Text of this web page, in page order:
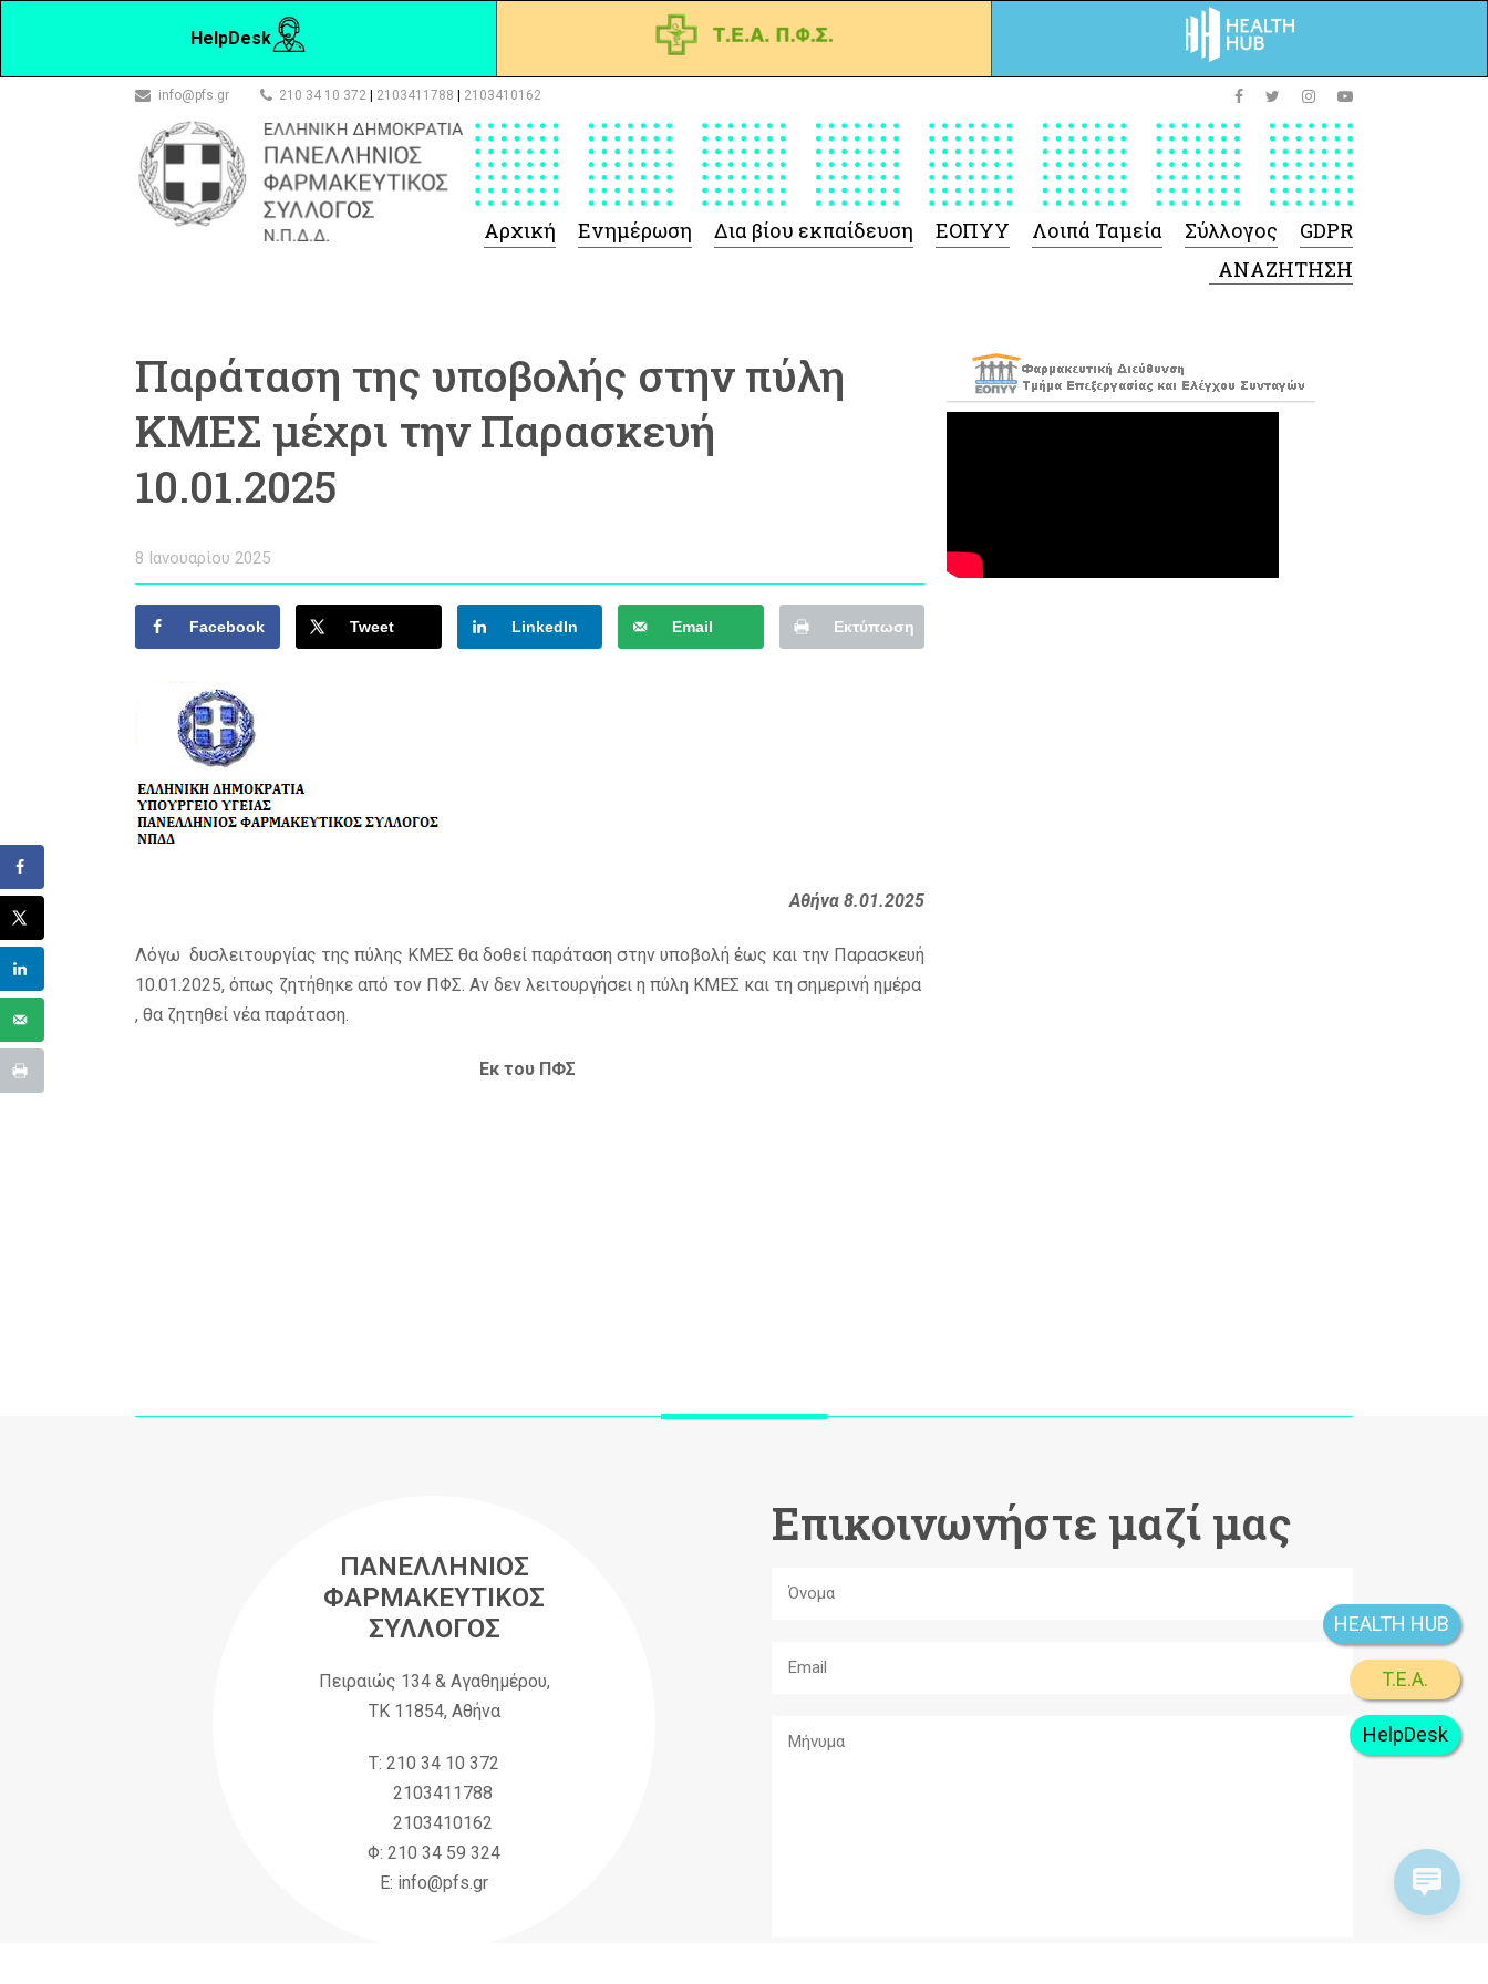
HelpDesk
info@pfs.gr 210 34 10 372 2103411788 2103410162
Αρχική Ενημέρωση Δια βίου εκπαίδευση ΕΟΠΥΥ
 Ιατροτεχνολογικών
Προϊόντων
-Γενικές πληροφορίες
Λοιπά Ταμεία Σύλλογος GDPR
Παράταση της υποβολής στην πύλη
ΚΜΕΣ μέχρι την Παρασκευή
10.01.2025
8 Ιανουαρίου 2025
Facebook Tweet LinkedIn Email Εκτύπωση
Αθήνα 8.01.2025
Λόγω δυσλειτουργίας της πύλης ΚΜΕΣ θα δοθεί παράταση στην υποβολή έως και την Παρασκευή
10.01.2025, όπως ζητήθηκε από τον ΠΦΣ. Αν δεν λειτουργήσει η πύλη ΚΜΕΣ και τη σημερινή ημέρα
, θα ζητηθεί νέα παράταση.
Εκ του ΠΦΣ
ΠΑΝΕΛΛΗΝΙΟΣ
ΦΑΡΜΑΚΕΥΤΙΚΟΣ
ΣΥΛΛΟΓΟΣ
Πειραιώς 134 & Αγαθημέρου,
ΤΚ 11854, Αθήνα
Τ: 210 34 10 372
2103411788
2103410162
Φ: 210 34 59 324
Ε: info@pfs.gr
Επικοινωνήστε μαζί μας
HelpDesk
T.E.A.
HEALTH HUB